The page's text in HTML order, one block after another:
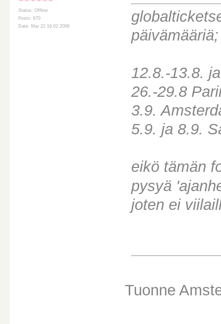
Status: Offline
Posts: 670
Date: Mar 22 16:02 2006
päivämääriä;
12.8.-13.8.
26.-29.8
3.9.
5.9. ja 8.9.
eikö tämän
pysyä
joten ei
Tuonne